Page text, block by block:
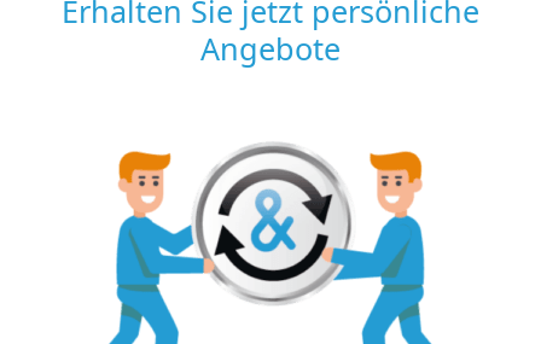
Erhalten Sie jetzt persönliche
Angebote